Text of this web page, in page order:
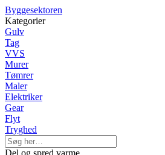
Byggesektoren
Kategorier
Gulv
Tag
VVS
Murer
Tømrer
Maler
Elektriker
Gear
Flyt
Tryghed
Del og spred varme